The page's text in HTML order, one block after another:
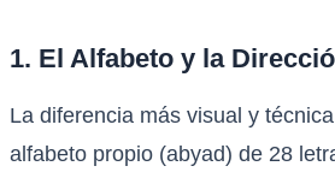
1. El Alfabeto y la
La diferencia más visual y
alfabeto propio (abyad) de 28